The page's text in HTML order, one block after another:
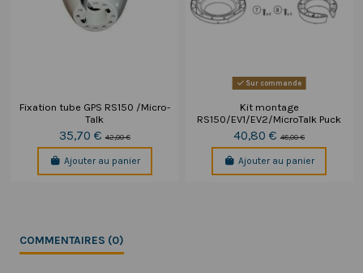
Fixation tube GPS RS150 /Micro-
Talk
35,70 €42,00 €
Ajouter au panier
Sur commande
Kit montage
RS150/EV1/EV2/MicroTalk Puck
40,80 €48,00 €
Ajouter au panier
COMMENTAIRES (0)